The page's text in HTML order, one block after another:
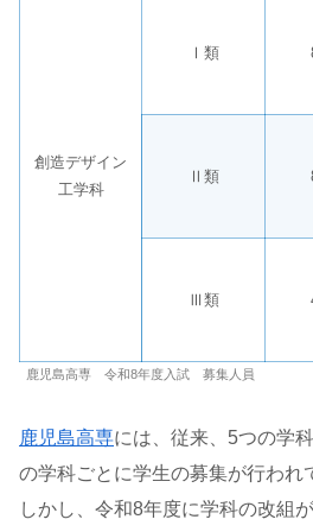
創造デザイン
工学科
Ⅰ類
Ⅱ類
Ⅲ類
鹿児島高専 令和8年度入試 募集人員
鹿児島高専には、従来、5つの学
の学科ごとに学生の募集が行われ
しかし、令和8年度に学科の改組